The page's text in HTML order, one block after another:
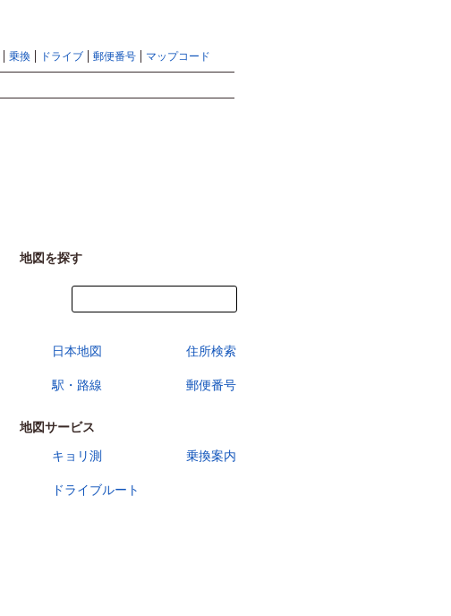
乗換 ドライブ 郵便番号 マップコード
地図を探す
日本地図 住所検索
駅・路線 郵便番号
地図サービス
キョリ測
乗換案内
ドライブルート